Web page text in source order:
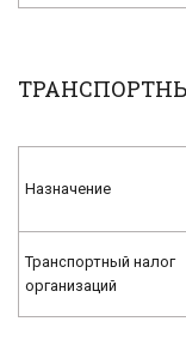
Назначение
Транспортный налог
организаций